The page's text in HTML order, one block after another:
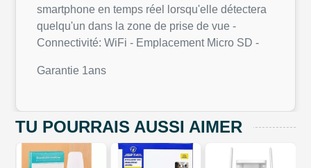
smartphone en temps réel lorsqu'elle détectera
quelqu'un dans la zone de prise de vue -
Connectivité: WiFi - Emplacement Micro SD -
Garantie 1ans
TU POURRAIS AUSSI AIMER